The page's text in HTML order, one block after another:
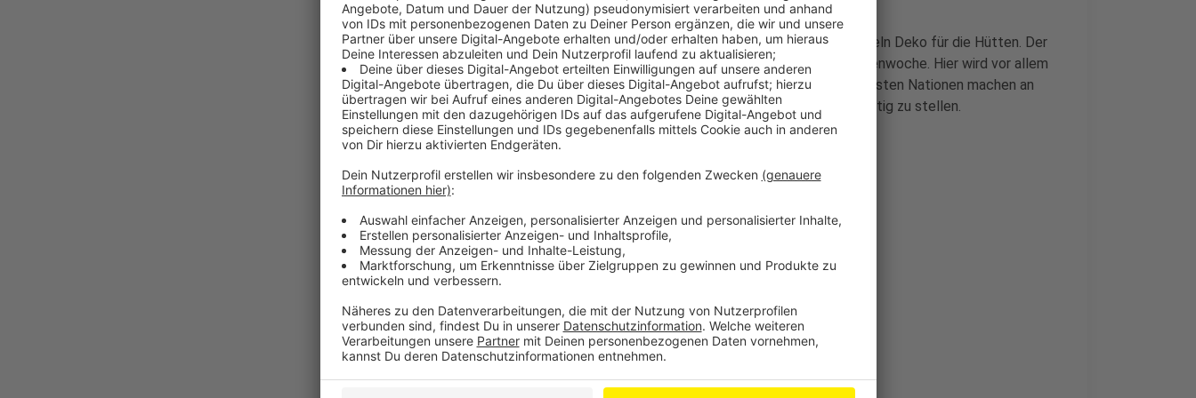
Sie bauen zum Beispiel kleine Ziegelhütten und Lampen und basteln Deko für die Hütten. Der
Name Zusammenland ist auch gleichzeitig schon ein Ziel der Ferienwoche. Hier wird vor allem
Fokus auf Zusammenhalt gesetzt. Kinder aus den unterschiedlichsten Nationen machen an
dem Projekt mit. Bis Freitag haben sie noch Zeit, ihre Projekte fertig zu stellen.
Anzeige
Anzeige
Weniger Studenten in Leverkusen - das sind die Gründe
Durch Leverkusen fahren bald neue S-Bahnen